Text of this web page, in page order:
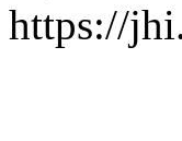
https://